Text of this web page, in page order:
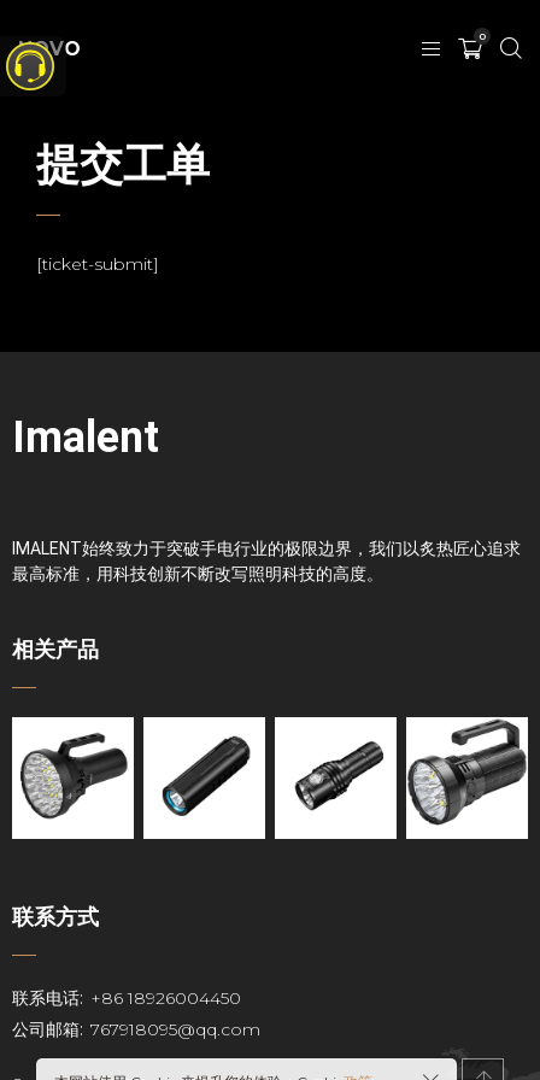
NOVO
0
提交工单
[ticket-submit]
Imalent
IMALENT始终致力于突破手电行业的极限边界，我们以炙热匠心追求
最高标准，用科技创新不断改写照明科技的高度。
相关产品
联系方式
联系电话: +86 18926004450
公司邮箱: 767918095@qq.com